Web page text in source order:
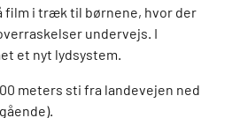
film i træk til børnene, hvor der
undervejs. I
et nyt lydsystem.
meters sti fra landevejen ned